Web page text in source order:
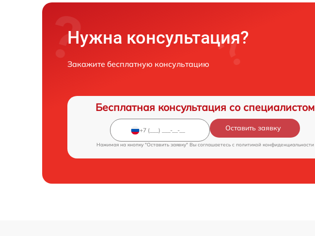
Нужна консультация?
Закажите бесплатную консультацию
Бесплатная консультация со специалистом
Оставить заявку
Нажимая на кнопку "Оставить заявку" Вы соглашаетесь c политикой конфиденциальности